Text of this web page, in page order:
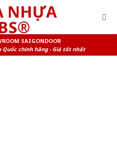
SAIGONDOOR
Quốc chính hãng - Giá tốt nhất